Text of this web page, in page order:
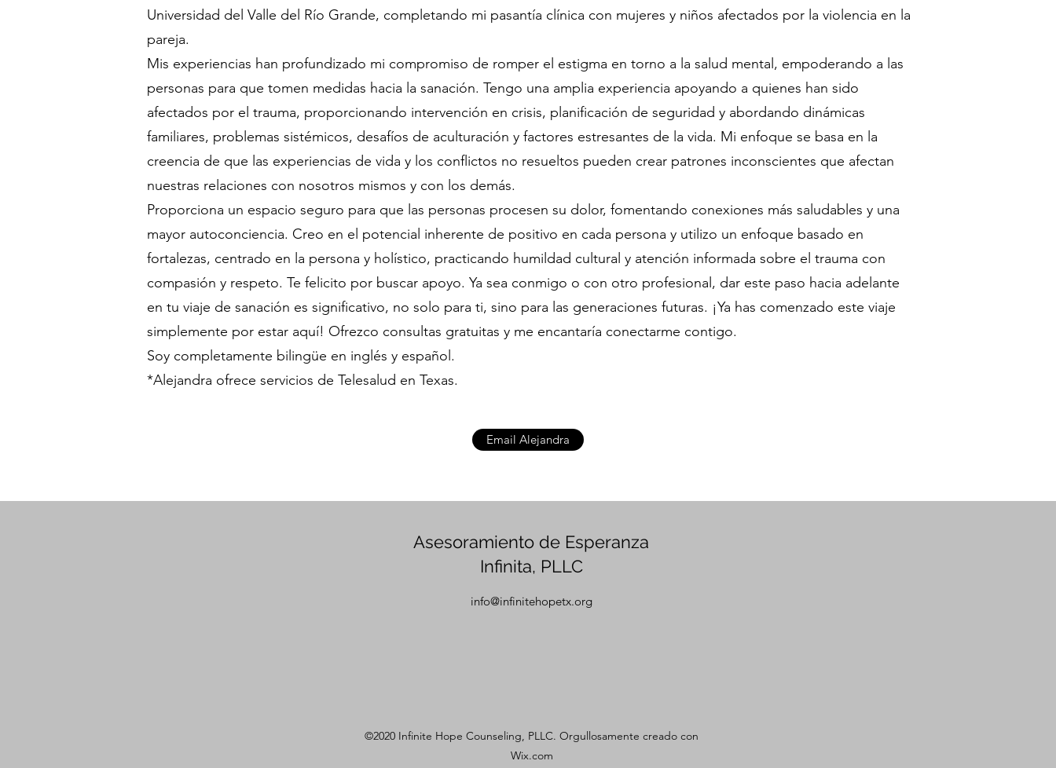
Universidad del Valle del Río Grande, completando mi pasantía clínica con mujeres y niños afectados por la violencia en la
pareja.
Mis experiencias han profundizado mi compromiso de romper el estigma en torno a la salud mental, empoderando a las
personas para que tomen medidas hacia la sanación. Tengo una amplia experiencia apoyando a quienes han sido
afectados por el trauma, proporcionando intervención en crisis, planificación de seguridad y abordando dinámicas
familiares, problemas sistémicos, desafíos de aculturación y factores estresantes de la vida. Mi enfoque se basa en la
creencia de que las experiencias de vida y los conflictos no resueltos pueden crear patrones inconscientes que afectan
nuestras relaciones con nosotros mismos y con los demás.
Proporciona un espacio seguro para que las personas procesen su dolor, fomentando conexiones más saludables y una
mayor autoconciencia. Creo en el potencial inherente de positivo en cada persona y utilizo un enfoque basado en
fortalezas, centrado en la persona y holístico, practicando humildad cultural y atención informada sobre el trauma con
compasión y respeto. Te felicito por buscar apoyo. Ya sea conmigo o con otro profesional, dar este paso hacia adelante
en tu viaje de sanación es significativo, no solo para ti, sino para las generaciones futuras. ¡Ya has comenzado este viaje
simplemente por estar aquí! Ofrezco consultas gratuitas y me encantaría conectarme contigo.
Soy completamente bilingüe en inglés y español.
*Alejandra ofrece servicios de Telesalud en Texas.
Email Alejandra
Asesoramiento de Esperanza
Infinita, PLLC
info@infinitehopetx.org
©2020 Infinite Hope Counseling, PLLC. Orgullosamente creado con
Wix.com